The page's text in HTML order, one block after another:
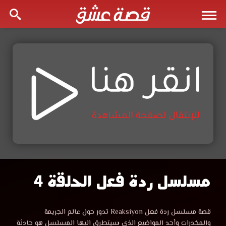
مشاهدة
مسلسل
مسلسل ردة فعل الحلقة 4
مشاهدة
مسلسل
قصة مسلسل ردة فعل Reaksiyon تدور حول عالم الجريمة
والمخدرات وأحد المواضيع الذي سيتطرق اليها المسلسل هو حادثة